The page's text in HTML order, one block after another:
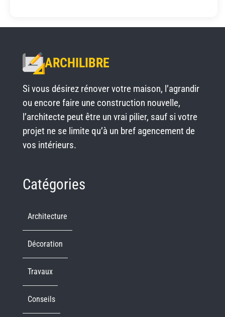
ARCHILIBRE
Si vous désirez rénover votre maison, l’agrandir
ou encore faire une construction nouvelle,
l’architecte peut être un vrai pilier, sauf si votre
projet ne se limite qu’à un bref agencement de
vos intérieurs.
Catégories
Architecture
Décoration
Travaux
Conseils